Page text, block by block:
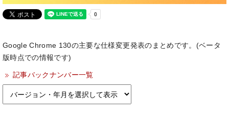
Google Chrome 130の主要な仕様変更発表のまとめです。(ベータ
版時点での情報です)
記事バックナンバー一覧